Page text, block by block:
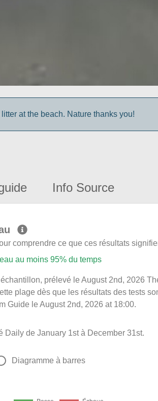
at the beach. Nature thanks you!
Info Source
comprendre ce que ces résultats
au moins 95% du temps
prélevé le August 2nd, 2026
plage dès que les résultats des tests
Guide le August 2nd, 2026 at 18:00.
Daily de January 1st à December 31st.
Diagramme à barres